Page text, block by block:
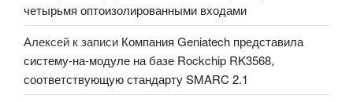
четырьмя оптоизолированными входами
Алексей к записи Компания Geniatech представила
систему-на-модуле на базе Rockchip RK3568,
соответствующую стандарту SMARC 2.1